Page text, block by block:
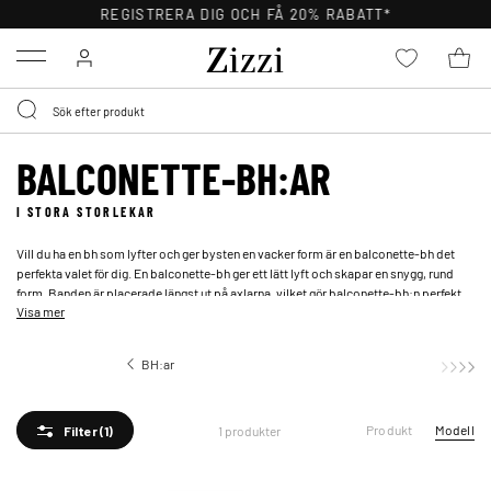
REGISTRERA DIG OCH FÅ 20% RABATT*
Menu
BALCONETTE-BH:AR
I STORA STORLEKAR
Vill du ha en bh som lyfter och ger bysten en vacker form är en balconette-bh det
perfekta valet för dig. En balconette-bh ger ett lätt lyft och skapar en snygg, rund
form. Banden är placerade längst ut på axlarna, vilket gör balconette-bh:n perfekt
för toppar med djupa urringningar. Utforska vårt utbud av vackra balconette-bh:ar
Visa mer
BH:ar
Filter(1) 1 produkter Produkt Modell